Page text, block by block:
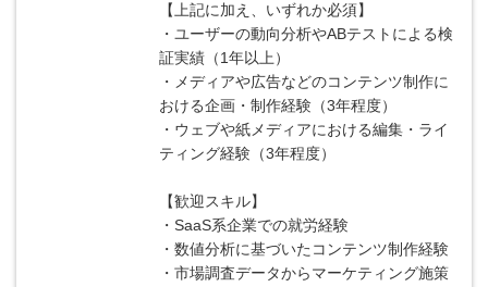
【上記に加え、いずれか必須】
・ユーザーの動向分析やABテストによる検
証実績（1年以上）
・メディアや広告などのコンテンツ制作に
おける企画・制作経験（3年程度）
・ウェブや紙メディアにおける編集・ライ
ティング経験（3年程度）
【歓迎スキル】
・SaaS系企業での就労経験
・数値分析に基づいたコンテンツ制作経験
・市場調査データからマーケティング施策